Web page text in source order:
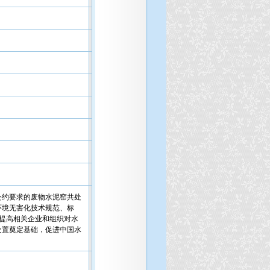
要求的废物水泥窑共处
无害化技术规范、标
高相关企业和组织对水
奠定基础，促进中国水